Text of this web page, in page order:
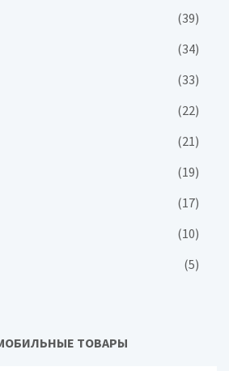
(39)
(34)
(33)
(22)
(21)
(19)
(17)
(10)
(5)
ТОВАРЫ